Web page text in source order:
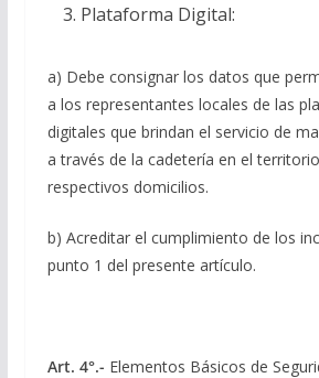
Plataforma Digital:
a) Debe consignar los datos que
a los representantes locales de las
digitales que brindan el servicio de
a través de la cadetería en el
respectivos domicilios.
b) Acreditar el cumplimiento de los
punto 1 del presente artículo.
Art. 4°.- Elementos Básicos de